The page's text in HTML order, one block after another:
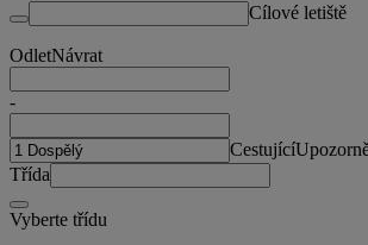
Cílové letiště
OdletNávrat
-
Cestující
Třída
Vyberte třídu